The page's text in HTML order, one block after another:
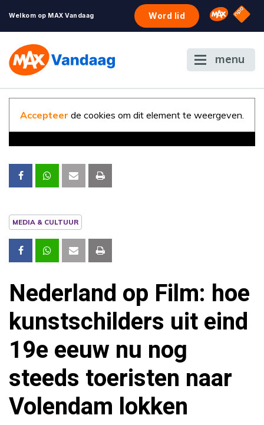
Welkom op MAX Vandaag Word lid Omroep
NPO
menu
Accepteer de cookies om dit element te weergeven.
MEDIA & CULTUUR
Nederland op Film: hoe
kunstschilders uit eind
19e eeuw nu nog
steeds toeristen naar
Volendam lokken